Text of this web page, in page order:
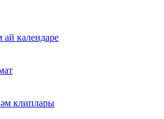
календаре
клиплары